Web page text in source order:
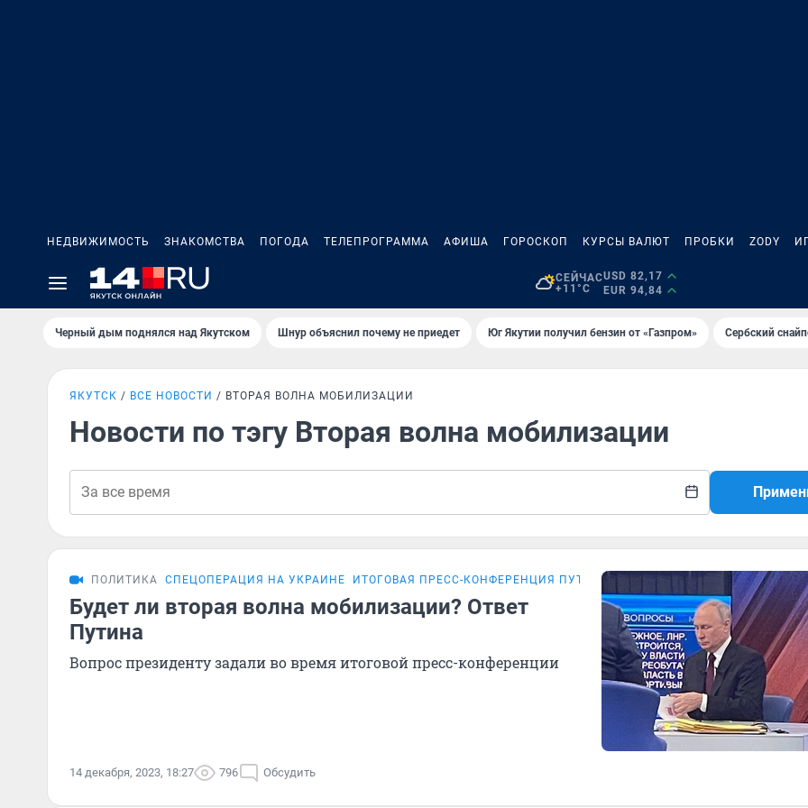
НЕДВИЖИМОСТЬ ЗНАКОМСТВА ПОГОДА ТЕЛЕПРОГРАММА АФИША ГОРОСКОП КУРСЫ ВАЛЮТ ПРОБКИ ZODY
СЕЙЧАС
+11°C
USD 82,17
EUR 94,84
Черный дым поднялся над Якутском Шнур объяснил почему не приедет Юг Якутии получил бензин от «Газпром» Сербский
ЯКУТСК ВСЕ НОВОСТИ ВТОРАЯ ВОЛНА МОБИЛИЗАЦИИ
Новости по тэгу Вторая волна мобилизации
ПОЛИТИКА СПЕЦОПЕРАЦИЯ НА УКРАИНЕ ИТОГОВАЯ ПРЕСС-КОНФЕРЕНЦИЯ ПУТИНА
Будет ли вторая волна мобилизации? Ответ
Путина
Вопрос президенту задали во время итоговой пресс-конференции
14 декабря, 2023, 18:27 796 Обсудить